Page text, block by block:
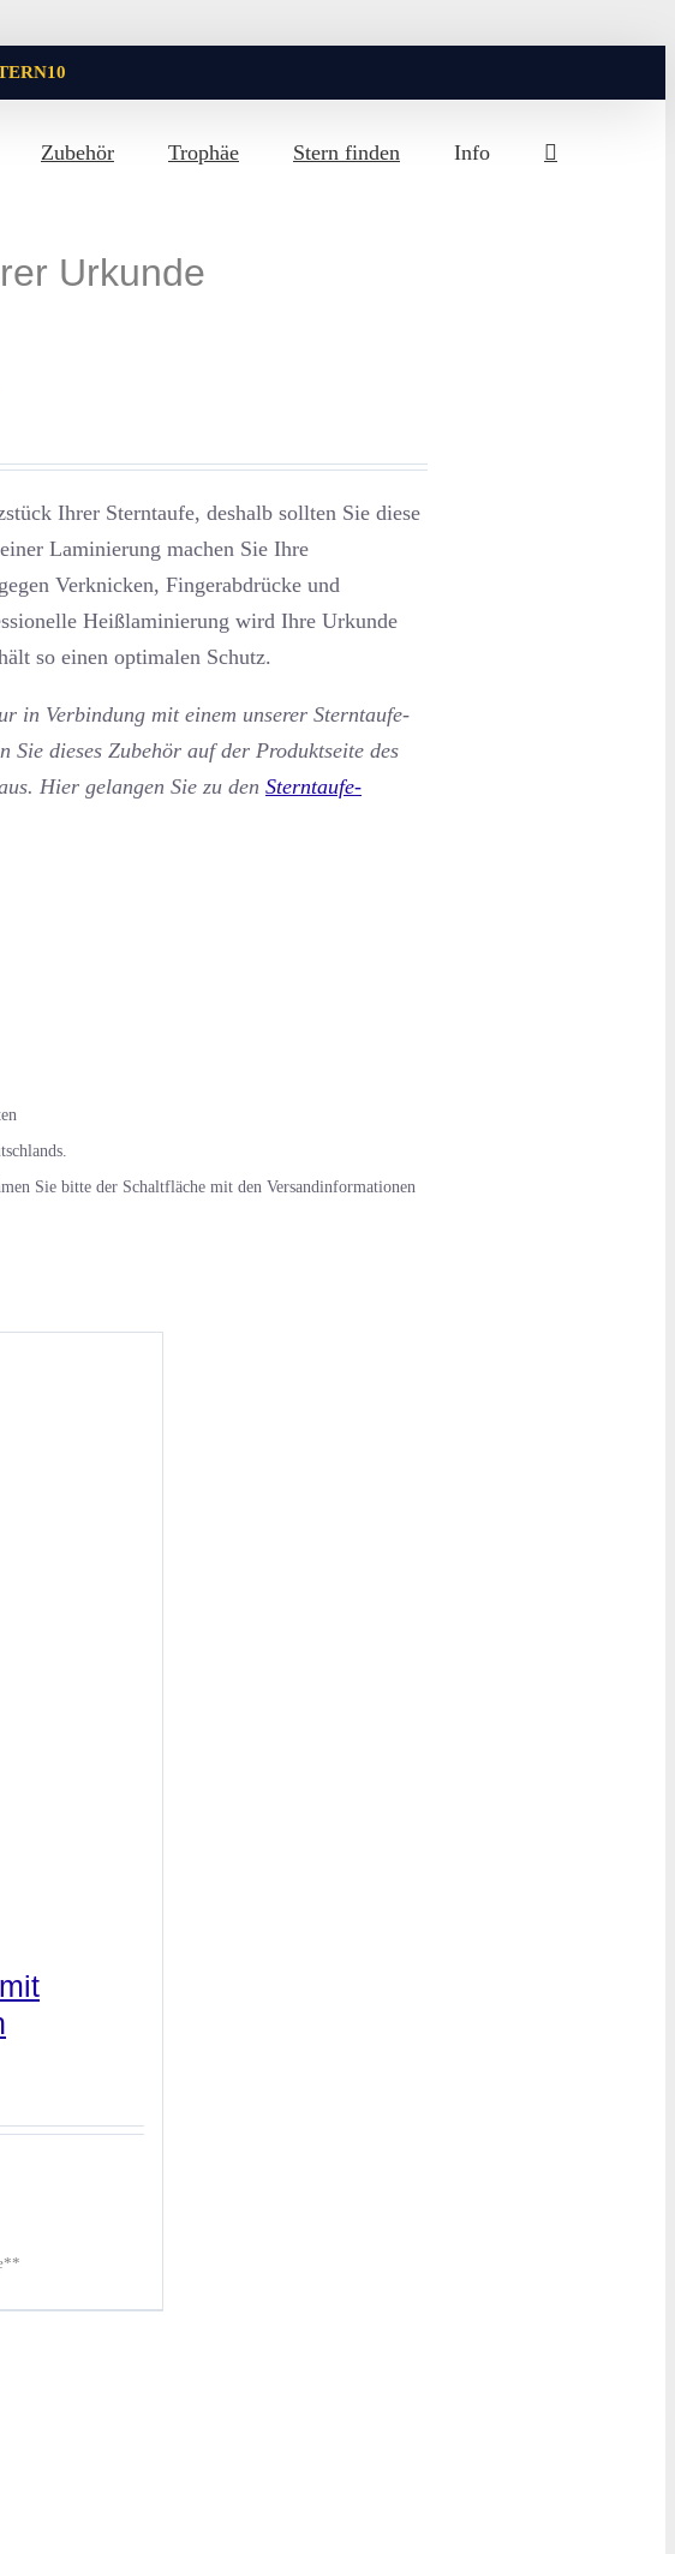
Zubehör Trophäe Stern finden Info
Urkunde
Ihrer Sterntaufe, deshalb sollten Sie diese
Laminierung machen Sie Ihre
Verknicken, Fingerabdrücke und
Heißlaminierung wird Ihre Urkunde
so einen optimalen Schutz.
in Verbindung mit einem unserer Sterntaufe-
Sie dieses Zubehör auf der Produktseite des
Hier gelangen Sie zu den Sterntaufe-